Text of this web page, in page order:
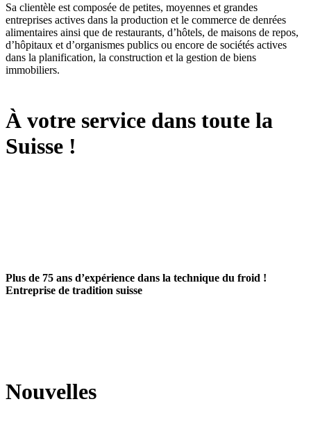
Sa clientèle est composée de petites, moyennes et grandes
entreprises actives dans la production et le commerce de denrées
alimentaires ainsi que de restaurants, d’hôtels, de maisons de repos,
d’hôpitaux et d’organismes publics ou encore de sociétés actives
dans la planification, la construction et la gestion de biens
immobiliers.
À votre service dans toute la
Suisse !
Plus de 75 ans d’expérience dans la technique du froid !
Entreprise de tradition suisse
Nouvelles